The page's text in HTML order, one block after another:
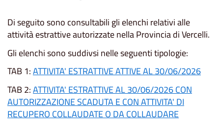
Di seguito sono consultabili gli elenchi relativi alle
attività estrattive autorizzate nella Provincia di Vercelli.
Gli elenchi sono suddivsi nelle seguenti tipologie:
TAB 1:ATTIVITA' ESTRATTIVE ATTIVE AL 30/06/2026
TAB 2:ATTIVITA' ESTRATTIVE AL 30/06/2026 CON
AUTORIZZAZIONE SCADUTA E CON ATTIVITA' DI
RECUPERO COLLAUDATE O DA COLLAUDARE